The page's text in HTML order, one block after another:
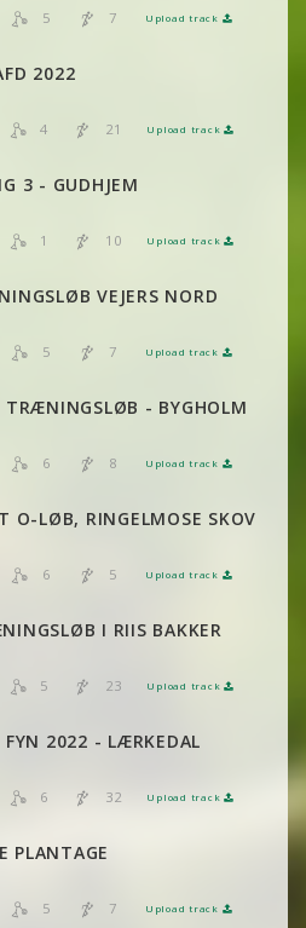
5 7 Upload track
2022
4 21 Upload track
3 - GUDHJEM
1 10 Upload track
VEJERS NORD
5 7 Upload track
TRÆNINGSLØB - BYGHOLM
6 8 Upload track
O-LØB, RINGELMOSE SKOV
6 5 Upload track
I RIIS BAKKER
5 23 Upload track
FYN 2022 - LÆRKEDAL
6 32 Upload track
PLANTAGE
5 7 Upload track